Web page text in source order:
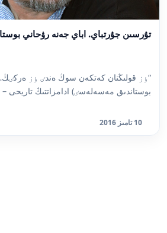
تۇرسىن جۇرتباي. اباي جەنە رۋحاني
“ٶز قولىڭنان كەتكەن سوڭ ەندٸ ٶز
بوستاندىق مەسەلەسٸ) ادامزاتتىڭ تاريحى
10 تامىز 2016